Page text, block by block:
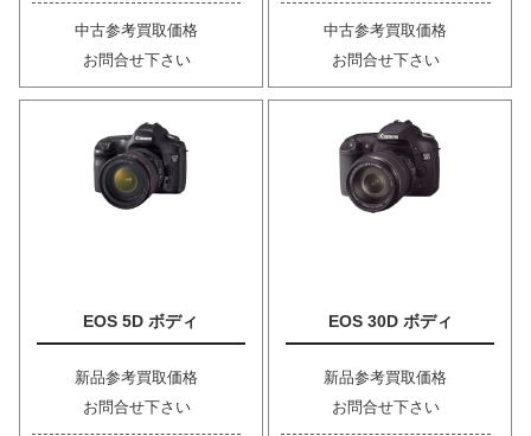
中古参考買取価格
お問合せ下さい
中古参考買取価格
お問合せ下さい
EOS 5D ボディ
新品参考買取価格
お問合せ下さい
EOS 30D ボディ
新品参考買取価格
お問合せ下さい